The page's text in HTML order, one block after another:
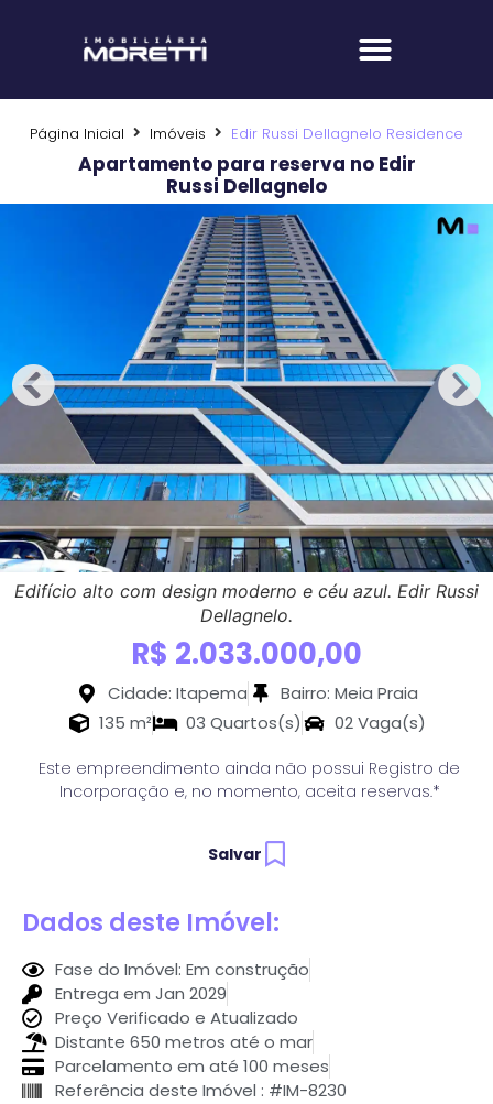
Página Inicial Imóveis Edir Russi Dellagnelo Residence
Apartamento para reserva no Edir
Russi Dellagnelo
Edifício alto com design moderno e céu azul. Edir Russi
Dellagnelo.
R$ 2.033.000,00
Cidade: Itapema
Bairro: Meia Praia
135 m²
03 Quartos(s) 02 Vaga(s)
Este empreendimento ainda não possui Registro de
Incorporação e, no momento, aceita reservas.*
Salvar
Dados deste Imóvel:
Fase do Imóvel: Em construção
Entrega em Jan 2029
Preço Verificado e Atualizado
Distante 650 metros até o mar
Parcelamento em até 100 meses
Referência deste Imóvel : #IM-8230